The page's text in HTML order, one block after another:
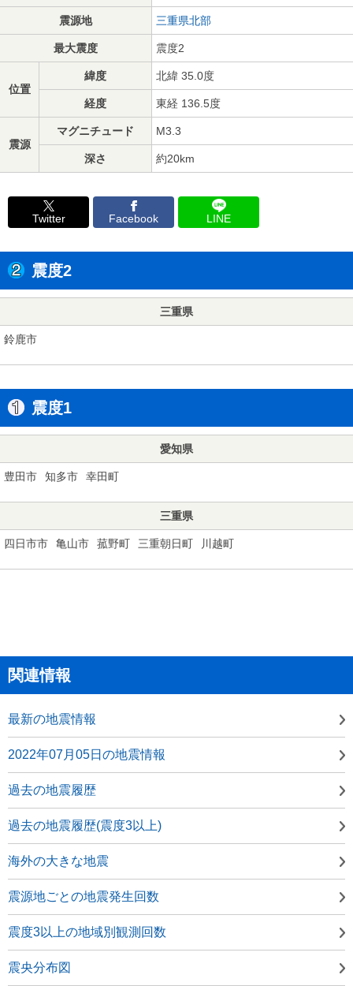
震源地 三重県北部
最大震度 震度2
位置
緯度 北緯 35.0度
経度 東経 136.5度
震源
マグニチュード M3.3
深さ 約20km
Twitter Facebook LINE
震度2
三重県
鈴鹿市
震度1
愛知県
豊田市 知多市 幸田町
三重県
四日市市 亀山市 菰野町 三重朝日町 川越町
関連情報
最新の地震情報
2022年07月05日の地震情報
過去の地震履歴
過去の地震履歴(震度3以上)
海外の大きな地震
震源地ごとの地震発生回数
震度3以上の地域別観測回数
震央分布図